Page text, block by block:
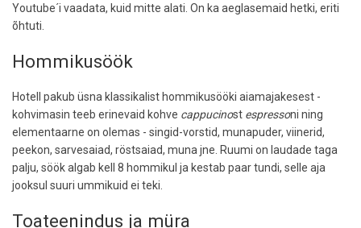
Youtube´i vaadata, kuid mitte alati. On ka aeglasemaid hetki, eriti
õhtuti.
Hommikusöök
Hotell pakub üsna klassikalist hommikusööki aiamajakesest -
kohvimasin teeb erinevaid kohve cappucinost espressoni ning
elementaarne on olemas - singid-vorstid, munapuder, viinerid,
peekon, sarvesaiad, röstsaiad, muna jne. Ruumi on laudade taga
palju, söök algab kell 8 hommikul ja kestab paar tundi, selle aja
jooksul suuri ummikuid ei teki.
Toateenindus ja müra